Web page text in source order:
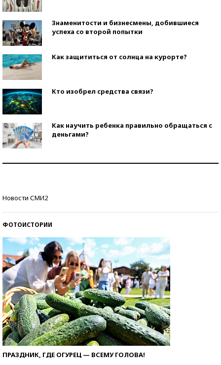
Знаменитости и бизнесмены, добившиеся
успеха со второй попытки
Как защититься от солнца на курорте?
Кто изобрел средства связи?
Как научить ребенка правильно обращаться с
деньгами?
Новости СМИ2
ФОТОИСТОРИИ
ПРАЗДНИК, ГДЕ ОГУРЕЦ — ВСЕМУ ГОЛОВА!